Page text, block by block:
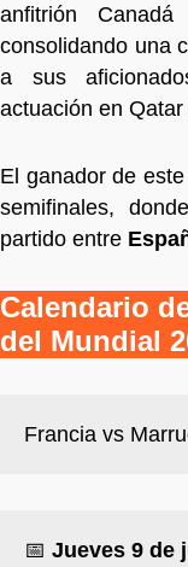
anfitrión
consolidando una
a sus
actuación en Qatar
El ganador de
semifinales,
partido entre
Calendario
del Mundial
Francia vs
📅 Jueves 9 de